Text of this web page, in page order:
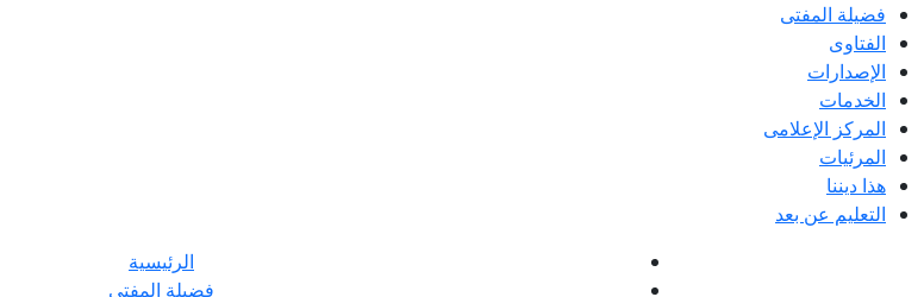
فضيلة المفتى
الفتاوى
الإصدارات
الخدمات
المركز الإعلامى
المرئيات
هذا ديننا
التعليم عن بعد
الرئيسية
فضيلة المفتى